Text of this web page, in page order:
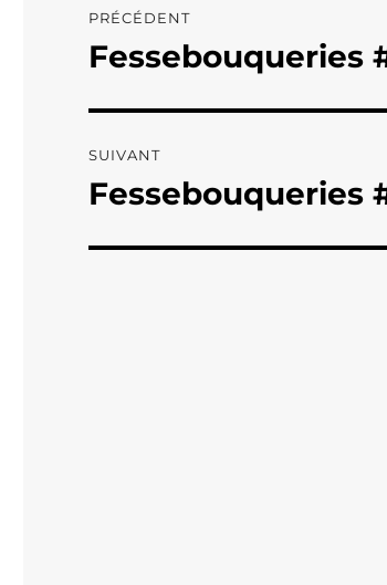
de
PRÉCÉDENT
Publication
Fessebouqueries
SUIVANT
Publication
Fessebouqueries